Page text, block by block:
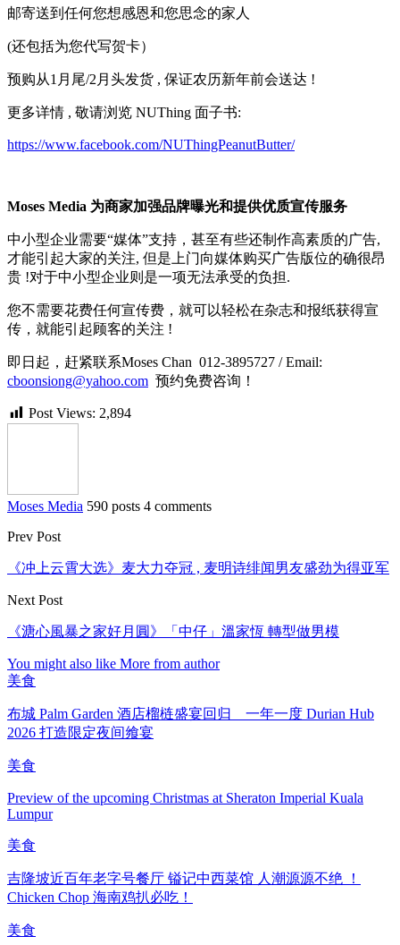
邮寄送到任何您想感恩和您思念的家人
(还包括为您代写贺卡）
预购从1月尾/2月头发货 , 保证农历新年前会送达 !
更多详情 , 敬请浏览 NUThing 面子书:
https://www.facebook.com/NUThingPeanutButter/
Moses Media 为商家加强品牌曝光和提供优质宣传服务
中小型企业需要“媒体”支持，甚至有些还制作高素质的广告,
才能引起大家的关注, 但是上门向媒体购买广告版位的确很昂
贵 !对于中小型企业则是一项无法承受的负担.
您不需要花费任何宣传费，就可以轻松在杂志和报纸获得宣
传，就能引起顾客的关注 !
即日起，赶紧联系Moses Chan 012-3895727 / Email:
cboonsiong@yahoo.com 预约免费咨询！
Post Views: 2,894
Moses Media 590 posts 4 comments
Prev Post
《冲上云霄大选》麦大力夺冠 , 麦明诗绯闻男友盛劲为得亚军
Next Post
《溏心風暴之家好月圓》「中仔」溫家恆 轉型做男模
You might also like More from author
美食
布城 Palm Garden 酒店榴梿盛宴回归 一年一度 Durian Hub
2026 打造限定夜间飨宴
美食
Preview of the upcoming Christmas at Sheraton Imperial Kuala
Lumpur
美食
吉隆坡近百年老字号餐厅 镒记中西菜馆 人潮源源不绝 ！
Chicken Chop 海南鸡扒必吃！
美食